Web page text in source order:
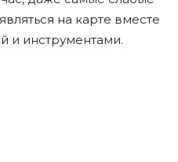
на карте вместе
и инструментами.